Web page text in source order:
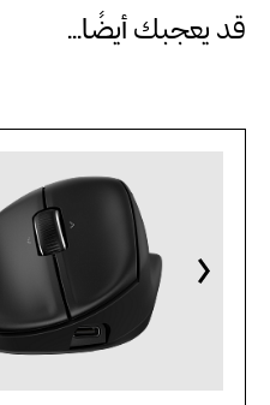
قد يعجبك أيضًا...